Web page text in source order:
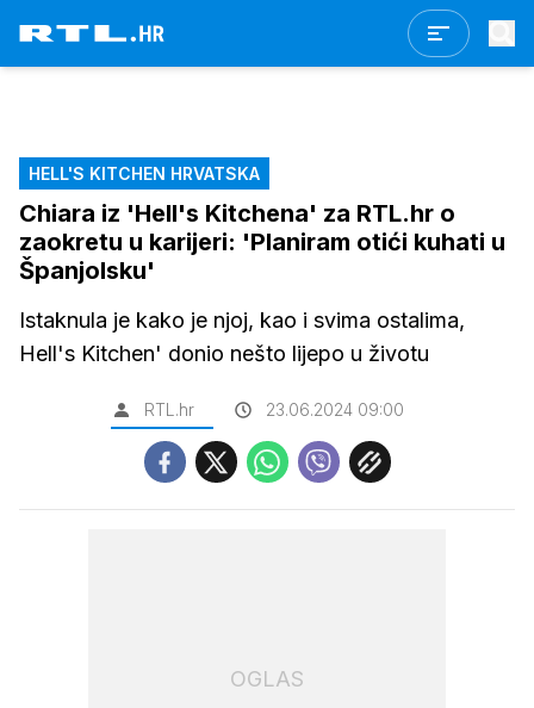
HELL'S KITCHEN HRVATSKA
Chiara iz 'Hell's Kitchena' za RTL.hr o
zaokretu u karijeri: 'Planiram otići kuhati u
Španjolsku'
Istaknula je kako je njoj, kao i svima ostalima,
Hell's Kitchen' donio nešto lijepo u životu
RTL.hr 23.06.2024 09:00
OGLAS